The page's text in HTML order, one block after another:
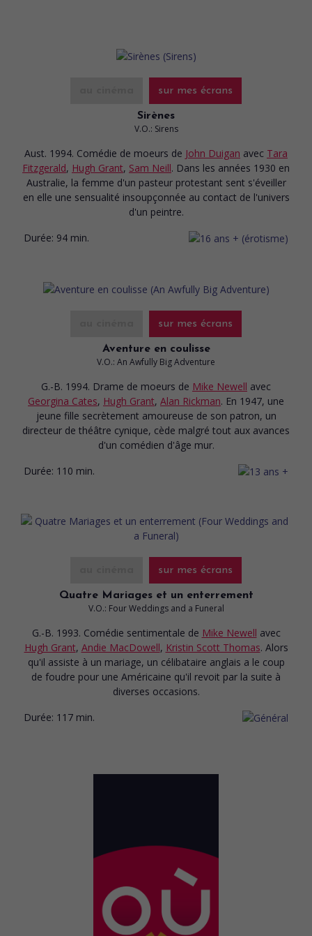
sur mes écrans
Sirènes
V.O.: Sirens
Aust. 1994. Comédie de moeurs de John Duigan avec Tara
Fitzgerald, Hugh Grant, Sam Neill. Dans les années 1930 en
Australie, la femme d'un pasteur protestant sent s'éveiller
en elle une sensualité insoupçonnée au contact de l'univers
d'un peintre.
Durée: 94 min.
sur mes écrans
Aventure en coulisse
V.O.: An Awfully Big Adventure
G.-B. 1994. Drame de moeurs de Mike Newell avec
Georgina Cates, Hugh Grant, Alan Rickman. En 1947, une
jeune fille secrètement amoureuse de son patron, un
directeur de théâtre cynique, cède malgré tout aux avances
d'un comédien d'âge mur.
Durée: 110 min.
sur mes écrans
Quatre Mariages et un enterrement
V.O.: Four Weddings and a Funeral
G.-B. 1993. Comédie sentimentale de Mike Newell avec
Hugh Grant, Andie MacDowell, Kristin Scott Thomas. Alors
qu'il assiste à un mariage, un célibataire anglais a le coup
de foudre pour une Américaine qu'il revoit par la suite à
diverses occasions.
Durée: 117 min.